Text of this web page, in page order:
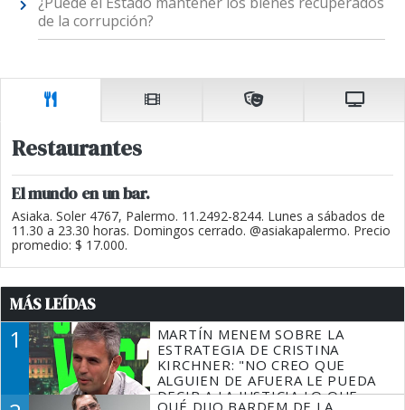
de la corrupción?
Restaurantes
El mundo en un bar.
Asiaka. Soler 4767, Palermo. 11.2492-8244. Lunes a sábados de
11.30 a 23.30 horas. Domingos cerrado. @asiakapalermo. Precio
promedio: $ 17.000.
MÁS LEÍDAS
1
MARTÍN MENEM SOBRE LA
ESTRATEGIA DE CRISTINA
KIRCHNER: "NO CREO QUE
ALGUIEN DE AFUERA LE PUEDA
DECIR A LA JUSTICIA LO QUE